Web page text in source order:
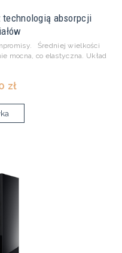
technologią absorpcji
Średniej wielkości
mocna, co elastyczna. Układ
zł